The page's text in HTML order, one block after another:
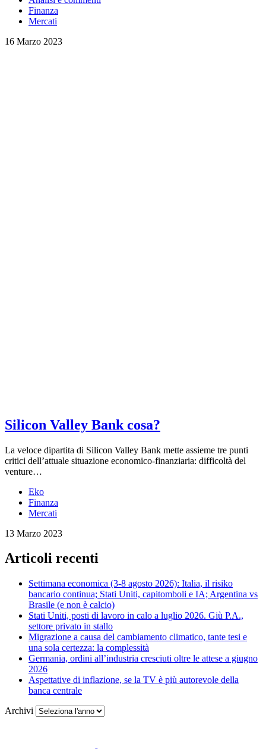
Finanza
Mercati
16 Marzo 2023
Silicon Valley Bank cosa?
La veloce dipartita di Silicon Valley Bank mette assieme tre punti
critici dell’attuale situazione economico-finanziaria: difficoltà del
venture…
Eko
Finanza
Mercati
13 Marzo 2023
Articoli recenti
Settimana economica (3-8 agosto 2026): Italia, il risiko
bancario continua; Stati Uniti, capitomboli e IA; Argentina vs
Brasile (e non è calcio)
Stati Uniti, posti di lavoro in calo a luglio 2026. Giù P.A.,
settore privato in stallo
Migrazione a causa del cambiamento climatico, tante tesi e
una sola certezza: la complessità
Germania, ordini all’industria cresciuti oltre le attese a giugno
2026
Aspettative di inflazione, se la TV è più autorevole della
banca centrale
Archivi